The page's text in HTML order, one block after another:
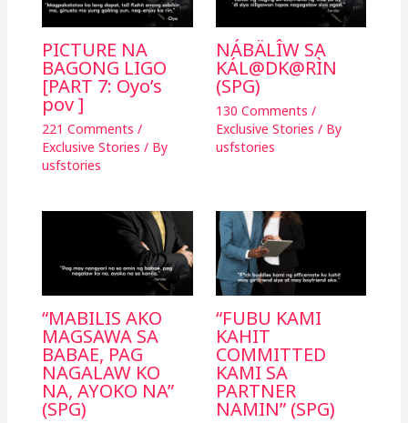
PICTURE NA
BAGONG LIGO
[PART 7: Oyo’s
pov ]
221 Comments /
Exclusive Stories / By
usfstories
NÁBÄLÎW SA
KÁL@DK@RÌN
(SPG)
130 Comments /
Exclusive Stories / By
usfstories
“MABILIS AKO
MAGSAWA SA
BABAE, PAG
NAGALAW KO
NA, AYOKO NA”
(SPG)
“FUBU KAMI
KAHIT
COMMITTED
KAMI SA
PARTNER
NAMIN” (SPG)